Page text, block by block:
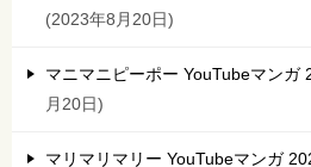
2023年8月20日
マニマニピーポー YouTubeマンガ
月20日
マリマリマリー YouTubeマンガ